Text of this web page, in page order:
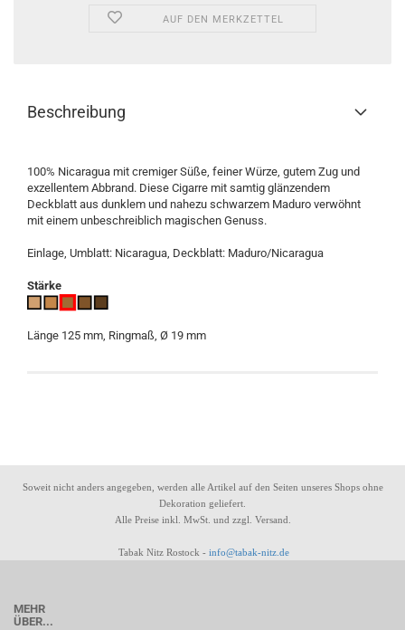
AUF DEN MERKZETTEL
Beschreibung
100% Nicaragua mit cremiger Süße, feiner Würze, gutem Zug und
exzellentem Abbrand. Diese Cigarre mit samtig glänzendem
Deckblatt aus dunklem und nahezu schwarzem Maduro verwöhnt
mit einem unbeschreiblich magischen Genuss.
Einlage, Umblatt: Nicaragua, Deckblatt: Maduro/Nicaragua
Stärke
Länge 125 mm, Ringmaß, Ø 19 mm
Soweit nicht anders angegeben, werden alle Artikel auf den Seiten unseres Shops ohne
Dekoration geliefert.
Alle Preise inkl. MwSt. und zzgl. Versand.
Tabak Nitz Rostock - info@tabak-nitz.de
MEHR
ÜBER...